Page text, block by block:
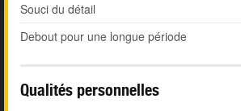
Souci du détail
Debout pour une longue période
Qualités personnelles